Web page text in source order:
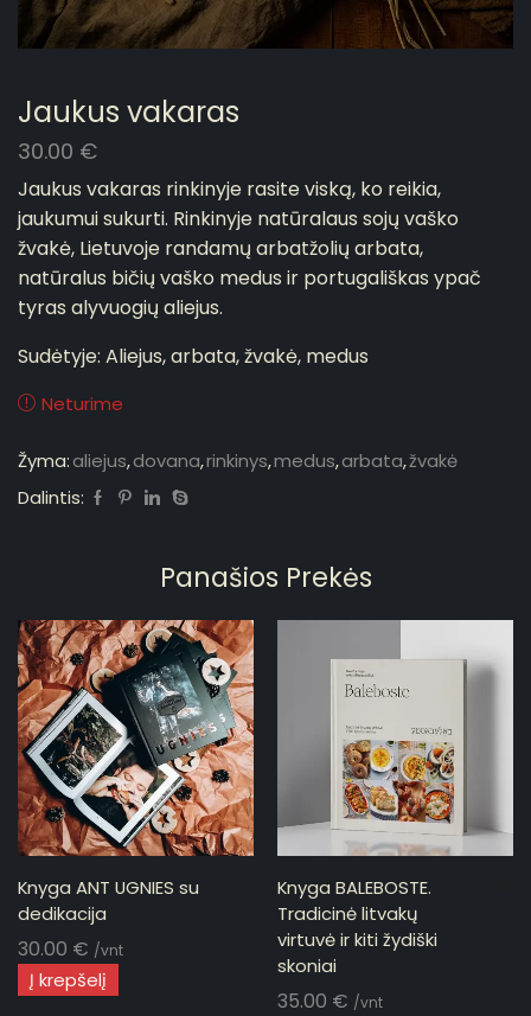
Jaukus vakaras
30.00 €
Jaukus vakaras rinkinyje rasite viską, ko reikia,
jaukumui sukurti. Rinkinyje natūralaus sojų vaško
žvakė, Lietuvoje randamų arbatžolių arbata,
natūralus bičių vaško medus ir portugališkas ypač
tyras alyvuogių aliejus.
Sudėtyje: Aliejus, arbata, žvakė, medus
Neturime
Žyma:aliejus,dovana,rinkinys,medus,arbata,žvakė
Dalintis:
Panašios Prekės
Knyga ANT UGNIES su
dedikacija
30.00 € /vnt
Į krepšelį
Knyga BALEBOSTE.
Tradicinė litvakų
virtuvė ir kiti žydiški
skoniai
35.00 € /vnt